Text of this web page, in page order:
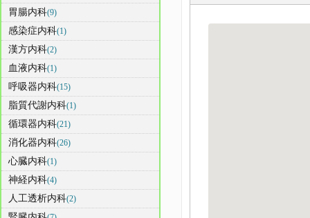
胃腸内科(9)
感染症内科(1)
漢方内科(2)
血液内科(1)
呼吸器内科(15)
脂質代謝内科(1)
循環器内科(21)
消化器内科(26)
心臓内科(1)
神経内科(4)
人工透析内科(2)